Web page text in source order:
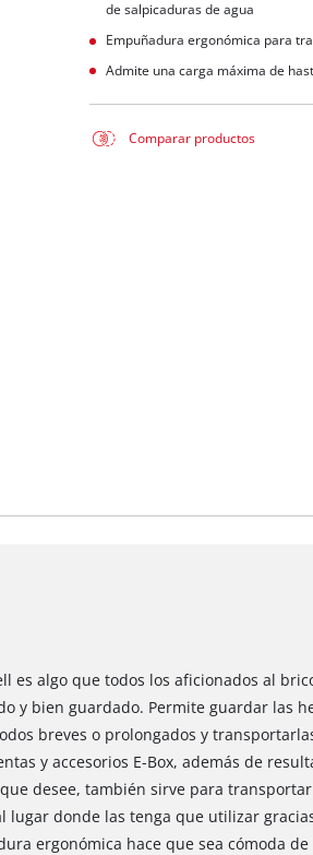
de salpicaduras de agua
Empuñadura ergonómica para
Admite una carga máxima de
Comparar productos
es algo que todos los aficionados al
y bien guardado. Permite guardar las
breves o prolongados y
y accesorios E-Box, además de
desee, también sirve para
lugar donde las tenga que utilizar
ergonómica hace que sea cómoda